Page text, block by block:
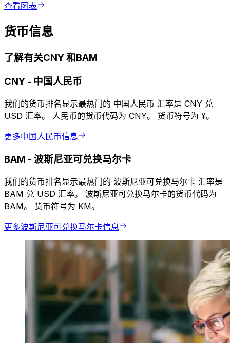
查看图表
货币信息
了解有关CNY 和BAM
CNY - 中国人民币
我们的货币排名显示最热门的 中国人民币 汇率是 CNY 兑
USD 汇率。 人民币的货币代码为 CNY。 货币符号为 ¥。
更多中国人民币信息
BAM - 波斯尼亚可兑换马尔卡
我们的货币排名显示最热门的 波斯尼亚可兑换马尔卡 汇率是
BAM 兑 USD 汇率。 波斯尼亚可兑换马尔卡的货币代码为
BAM。 货币符号为 KM。
更多波斯尼亚可兑换马尔卡信息